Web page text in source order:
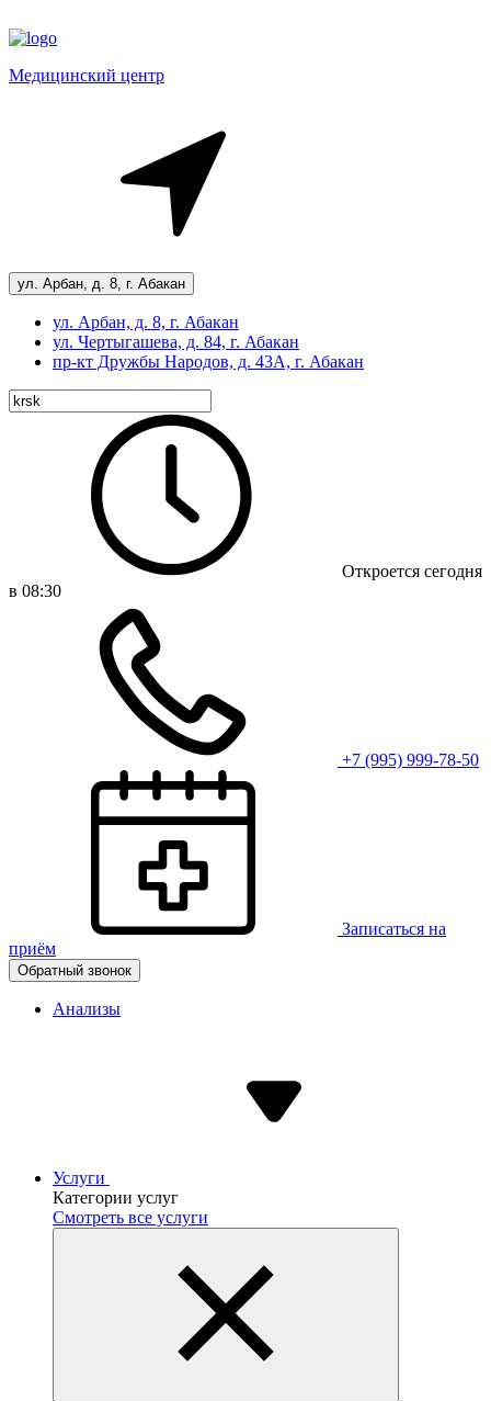
Медицинский центр
ул. Арбан, д. 8, г. Абакан
ул. Арбан, д. 8, г. Абакан
ул. Чертыгашева, д. 84, г. Абакан
пр-кт Дружбы Народов, д. 43А, г. Абакан
Откроется сегодня
в 08:30
+7 (995) 999-78-50
Записаться на
приём
Обратный звонок
Анализы
Услуги
Категории услуг
Смотреть все услуги